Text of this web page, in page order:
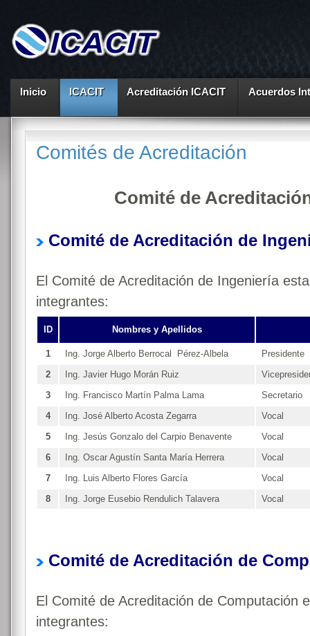
Inicio ICACIT Acreditación ICACIT Acuerdos
Comités de Acreditación
Comité de
Comité de Acreditación de
El Comité de Acreditación de Ingeniería
integrantes:
ID Nombres y Apellidos
1 Ing. Jorge Alberto Berrocal Pérez-Albela
Presidente
2
Ing. Javier Hugo Morán Ruiz
3
Ing. Francisco Martín Palma Lama
Secretario
4
Ing. José Alberto Acosta Zegarra
Vocal
5
Ing. Jesús Gonzalo del Carpio Benavente
Vocal
6
Ing. Oscar Agustín Santa María Herrera
Vocal
7
Ing. Luis Alberto Flores García
Vocal
8
Ing. Jorge Eusebio Rendulich Talavera Vocal
Comité de Acreditación de
El Comité de Acreditación de Computación
integrantes: